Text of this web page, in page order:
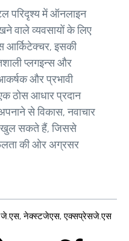
परिदृश्य में ऑनलाइन
वाले व्यवसायों के लिए
इसकी
प्लगइन्स और
और प्रभावी
ठोस आधार प्रदान
से विकास, नवाचार
खुल सकते हैं, जिससे
की ओर अग्रसर
जे.एस,नेक्स्टजेएस,एक्सप्रेसजे.एस